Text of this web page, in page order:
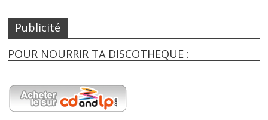
Publicité
POUR NOURRIR TA DISCOTHEQUE :